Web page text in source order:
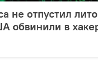
не отпустил
обвинили в